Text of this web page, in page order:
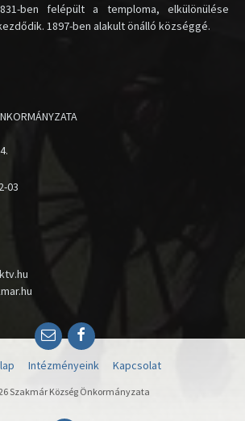
ben felépült a temploma, elkülönülése
1897-ben alakult önálló községgé.
03
EmailFacebook
Intézményeink Kapcsolat
Szakmár Község Önkormányzata